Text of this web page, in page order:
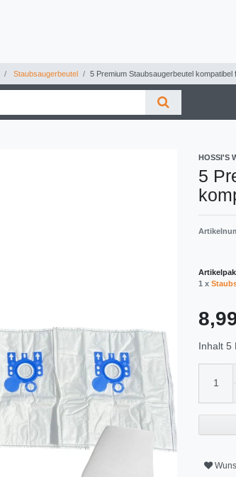
Staubsaugerbeutel 5 Premium Staubsaugerbeutel kompatibel
HOSSI'S
5
1 x
Inhalt 5